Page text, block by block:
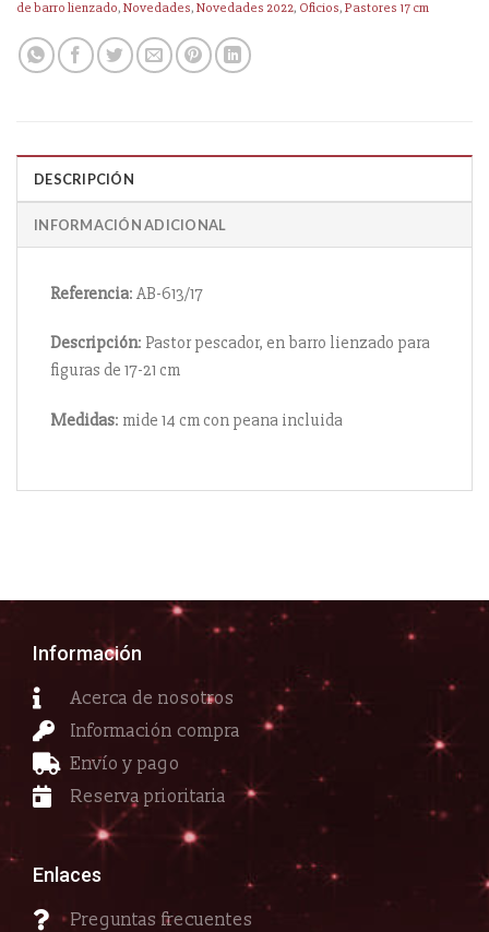
de barro lienzado,Novedades,Novedades 2022, Oficios,Pastores 17 cm
DESCRIPCIÓN
INFORMACIÓN ADICIONAL
Referencia: AB-613/17
Descripción: Pastor pescador, en barro lienzado para
figuras de 17-21 cm
Medidas: mide 14 cm con peana incluida
Información
Acerca de nosotros
Información compra
Envío y pago
Reserva prioritaria
Enlaces
Preguntas frecuentes